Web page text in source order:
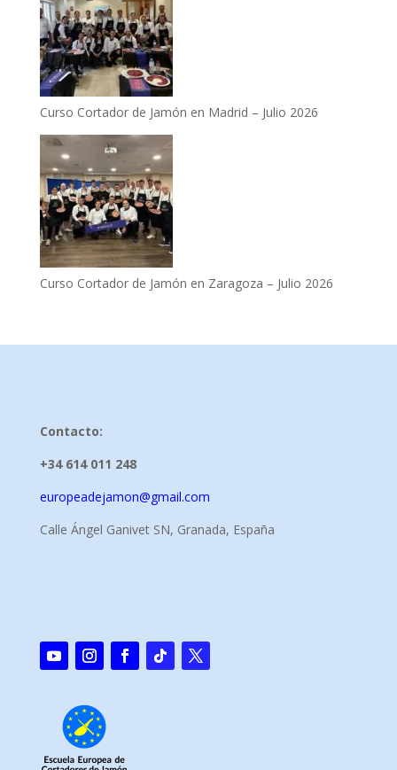
Curso Cortador de Jamón en Madrid – Julio 2026
Curso Cortador de Jamón en Zaragoza – Julio 2026
Contacto:
+34 614 011 248
europeadejamon@gmail.com
Calle Ángel Ganivet SN, Granada, España